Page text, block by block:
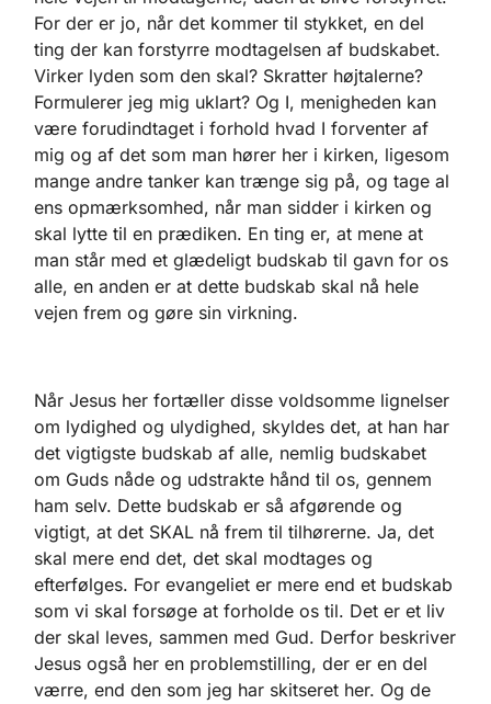
For der er jo, når det kommer til stykket, en del
ting der kan forstyrre modtagelsen af budskabet.
Virker lyden som den skal? Skratter højtalerne?
Formulerer jeg mig uklart? Og I, menigheden kan
være forudindtaget i forhold hvad I forventer af
mig og af det som man hører her i kirken, ligesom
mange andre tanker kan trænge sig på, og tage al
ens opmærksomhed, når man sidder i kirken og
skal lytte til en prædiken. En ting er, at mene at
man står med et glædeligt budskab til gavn for os
alle, en anden er at dette budskab skal nå hele
vejen frem og gøre sin virkning.
Når Jesus her fortæller disse voldsomme lignelser
om lydighed og ulydighed, skyldes det, at han har
det vigtigste budskab af alle, nemlig budskabet
om Guds nåde og udstrakte hånd til os, gennem
ham selv. Dette budskab er så afgørende og
vigtigt, at det SKAL nå frem til tilhørerne. Ja, det
skal mere end det, det skal modtages og
efterfølges. For evangeliet er mere end et budskab
som vi skal forsøge at forholde os til. Det er et liv
der skal leves, sammen med Gud. Derfor beskriver
Jesus også her en problemstilling, der er en del
værre, end den som jeg har skitseret her. Og de